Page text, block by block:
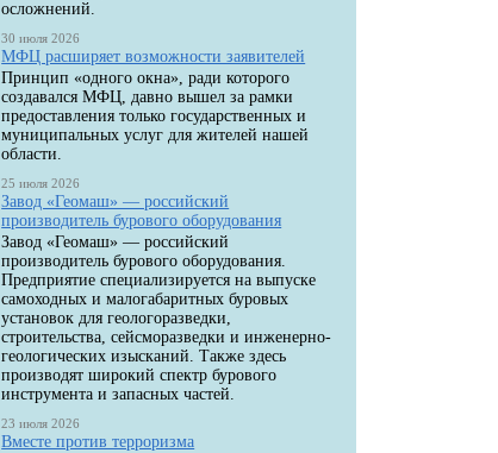
осложнений.
30 июля 2026
МФЦ расширяет возможности заявителей
Принцип «одного окна», ради которого
создавался МФЦ, давно вышел за рамки
предоставления только государственных и
муниципальных услуг для жителей нашей
области.
25 июля 2026
Завод «Геомаш» — российский
производитель бурового оборудования
Завод «Геомаш» — российский
производитель бурового оборудования.
Предприятие специализируется на выпуске
самоходных и малогабаритных буровых
установок для геологоразведки,
строительства, сейсморазведки и инженерно-
геологических изысканий. Также здесь
производят широкий спектр бурового
инструмента и запасных частей.
23 июля 2026
Вместе против терроризма